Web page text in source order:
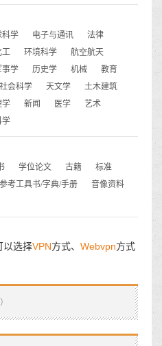
科学 电子与通讯
法律
工 环境科学
航空航天
事学 历史学 机械
教育
社会科学 天文学
土木建筑
学 新闻 医学
艺术
学
学位论文 古籍
标准
参考工具书/字典/手册
音像资料
以选择VPN方式、 Webvpn方式